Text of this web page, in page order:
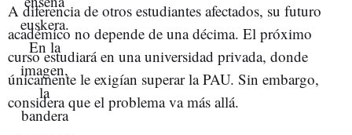
A diferencia de otros estudiantes afectados, su futuro
académico no depende de una décima. El próximo
curso estudiará en una universidad privada, donde
únicamente le exigían superar la PAU. Sin embargo,
considera que el problema va más allá.